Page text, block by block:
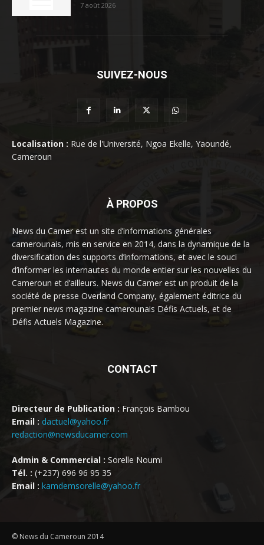
7 août 2026
SUIVEZ-NOUS
Localisation : Rue de l'Université, Ngoa Ekelle, Yaoundé,
Cameroun
À PROPOS
News du Camer est un site d’informations générales
camerounais, mis en service en 2014, dans la dynamique de la
diversification des supports d’informations, et avec le souci
d’informer les internautes du monde entier sur les nouvelles du
Cameroun et d’ailleurs. News du Camer est un produit de la
société de presse Overland Company, également éditrice du
premier news magazine camerounais Défis Actuels, et de
Défis Actuels Magazine.
CONTACT
Directeur de Publication : François Bambou
Email : dactuel@yahoo.fr
redaction@newsducamer.com
Admin & Commercial : Sorelle Noumi
Tél. : (+237) 696 96 95 35
Email : kamdemsorelle@yahoo.fr
© News du Cameroun 2014